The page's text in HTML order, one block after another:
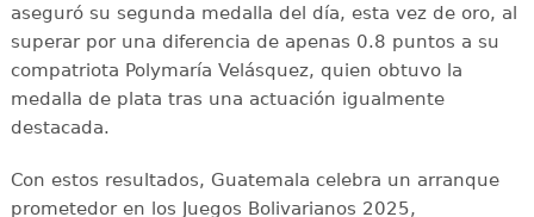
aseguró su segunda medalla del día, esta vez de oro, al
superar por una diferencia de apenas 0.8 puntos a su
compatriota Polymaría Velásquez, quien obtuvo la
medalla de plata tras una actuación igualmente
destacada.
Con estos resultados, Guatemala celebra un arranque
prometedor en los Juegos Bolivarianos 2025,